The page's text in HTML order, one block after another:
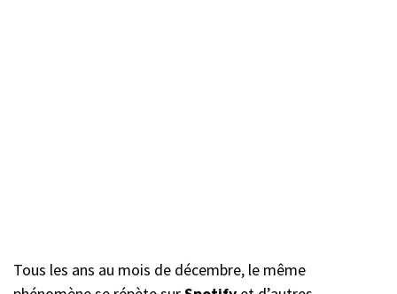
Tous les ans au mois de décembre, le même